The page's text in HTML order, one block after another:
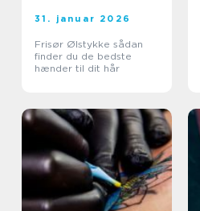
31. januar 2026
Frisør Ølstykke sådan
finder du de bedste
hænder til dit hår